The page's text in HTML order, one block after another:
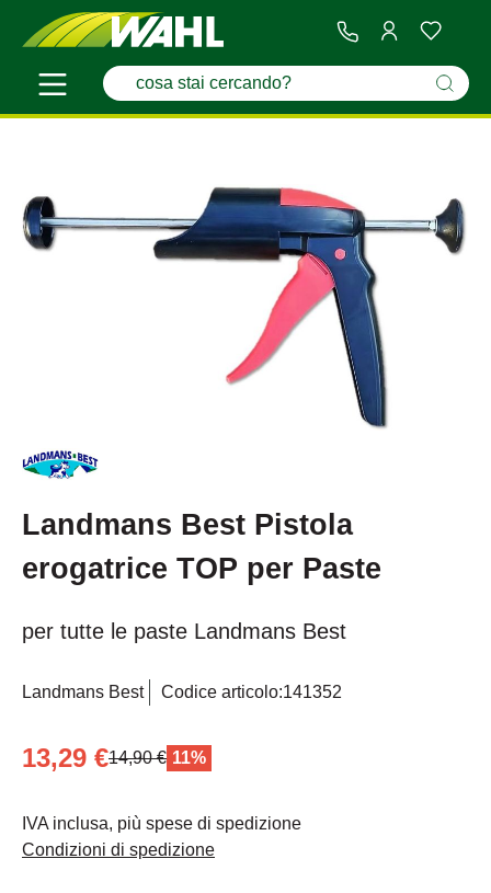
Landmans Best Pistola
erogatrice TOP per Paste
per tutte le paste Landmans Best
Landmans Best Codice articolo:141352
13,29 €14,90 € 11%
IVA inclusa, più spese di spedizione
Condizioni di spedizione